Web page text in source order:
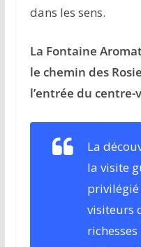
dans les sens.
La Fontaine
le chemin des
l’entrée du
La
la visite
visiteurs